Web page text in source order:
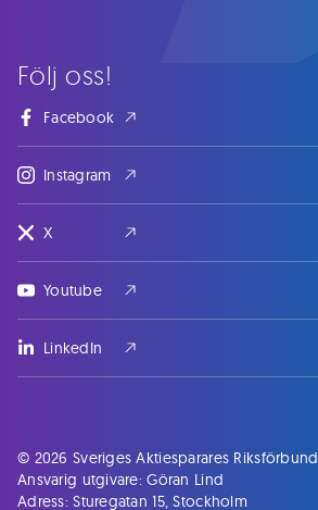
Följ oss!
Facebook
Instagram
X
Youtube
LinkedIn
© 2026 Sveriges Aktiesparares Riksförbund
Ansvarig utgivare: Göran Lind
Adress: Sturegatan 15, Stockholm